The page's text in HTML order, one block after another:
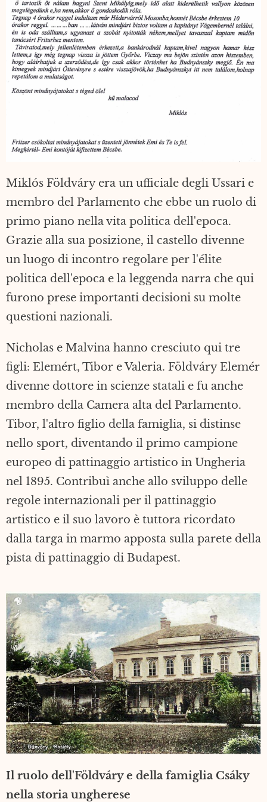
Miklós Földváry era un ufficiale degli Ussari e
membro del Parlamento che ebbe un ruolo di
primo piano nella vita politica dell'epoca.
Grazie alla sua posizione, il castello divenne
un luogo di incontro regolare per l'élite
politica dell'epoca e la leggenda narra che qui
furono prese importanti decisioni su molte
questioni nazionali.
Nicholas e Malvina hanno cresciuto qui tre
figli: Elemért, Tibor e Valeria. Földváry Elemér
divenne dottore in scienze statali e fu anche
membro della Camera alta del Parlamento.
Tibor, l'altro figlio della famiglia, si distinse
nello sport, diventando il primo campione
europeo di pattinaggio artistico in Ungheria
nel 1895. Contribuì anche allo sviluppo delle
regole internazionali per il pattinaggio
artistico e il suo lavoro è tuttora ricordato
dalla targa in marmo apposta sulla parete della
pista di pattinaggio di Budapest.
Il ruolo dell'Földváry e della famiglia Csáky
nella storia ungherese